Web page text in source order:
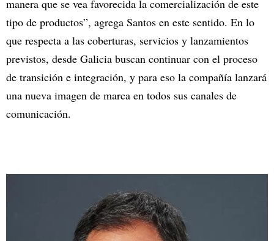
manera que se vea favorecida la comercialización de este
tipo de productos”, agrega Santos en este sentido. En lo
que respecta a las coberturas, servicios y lanzamientos
previstos, desde Galicia buscan continuar con el proceso
de transición e integración, y para eso la compañía lanzará
una nueva imagen de marca en todos sus canales de
comunicación.